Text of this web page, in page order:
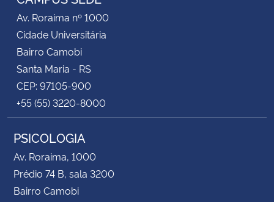
Av. Roraima nº 1000
Cidade Universitária
Bairro Camobi
Santa Maria - RS
CEP: 97105-900
+55 (55) 3220-8000
PSICOLOGIA
Av. Roraima, 1000
Prédio 74 B, sala 3200
Bairro Camobi